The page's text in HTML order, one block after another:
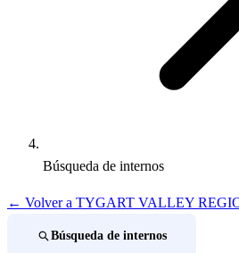
Búsqueda de internos
← Volver a TYGART VALLEY
Búsqueda de internos